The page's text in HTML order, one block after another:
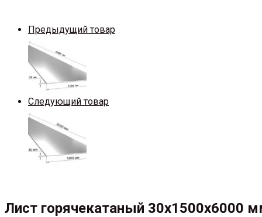
Предыдущий товар
Следующий товар
Лист горячекатаный 30х1500х6000